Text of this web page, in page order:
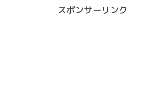
スポンサーリンク